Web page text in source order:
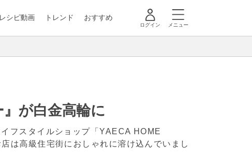
レシピ動画 トレンド おすすめ
ログイン メニュー
が白金高輪に
フスタイルショップ「YAECA HOME
は高級住宅街におしゃれに溶け込んでいまし